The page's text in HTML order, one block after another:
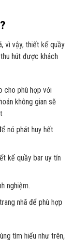
vì vậy, thiết kế quầy
hút được khách
cho phù hợp với
không gian sẽ
nó phát huy hết
kế quầy bar uy tín
nghiệm.
nhã để phù hợp
tìm hiểu như trên,